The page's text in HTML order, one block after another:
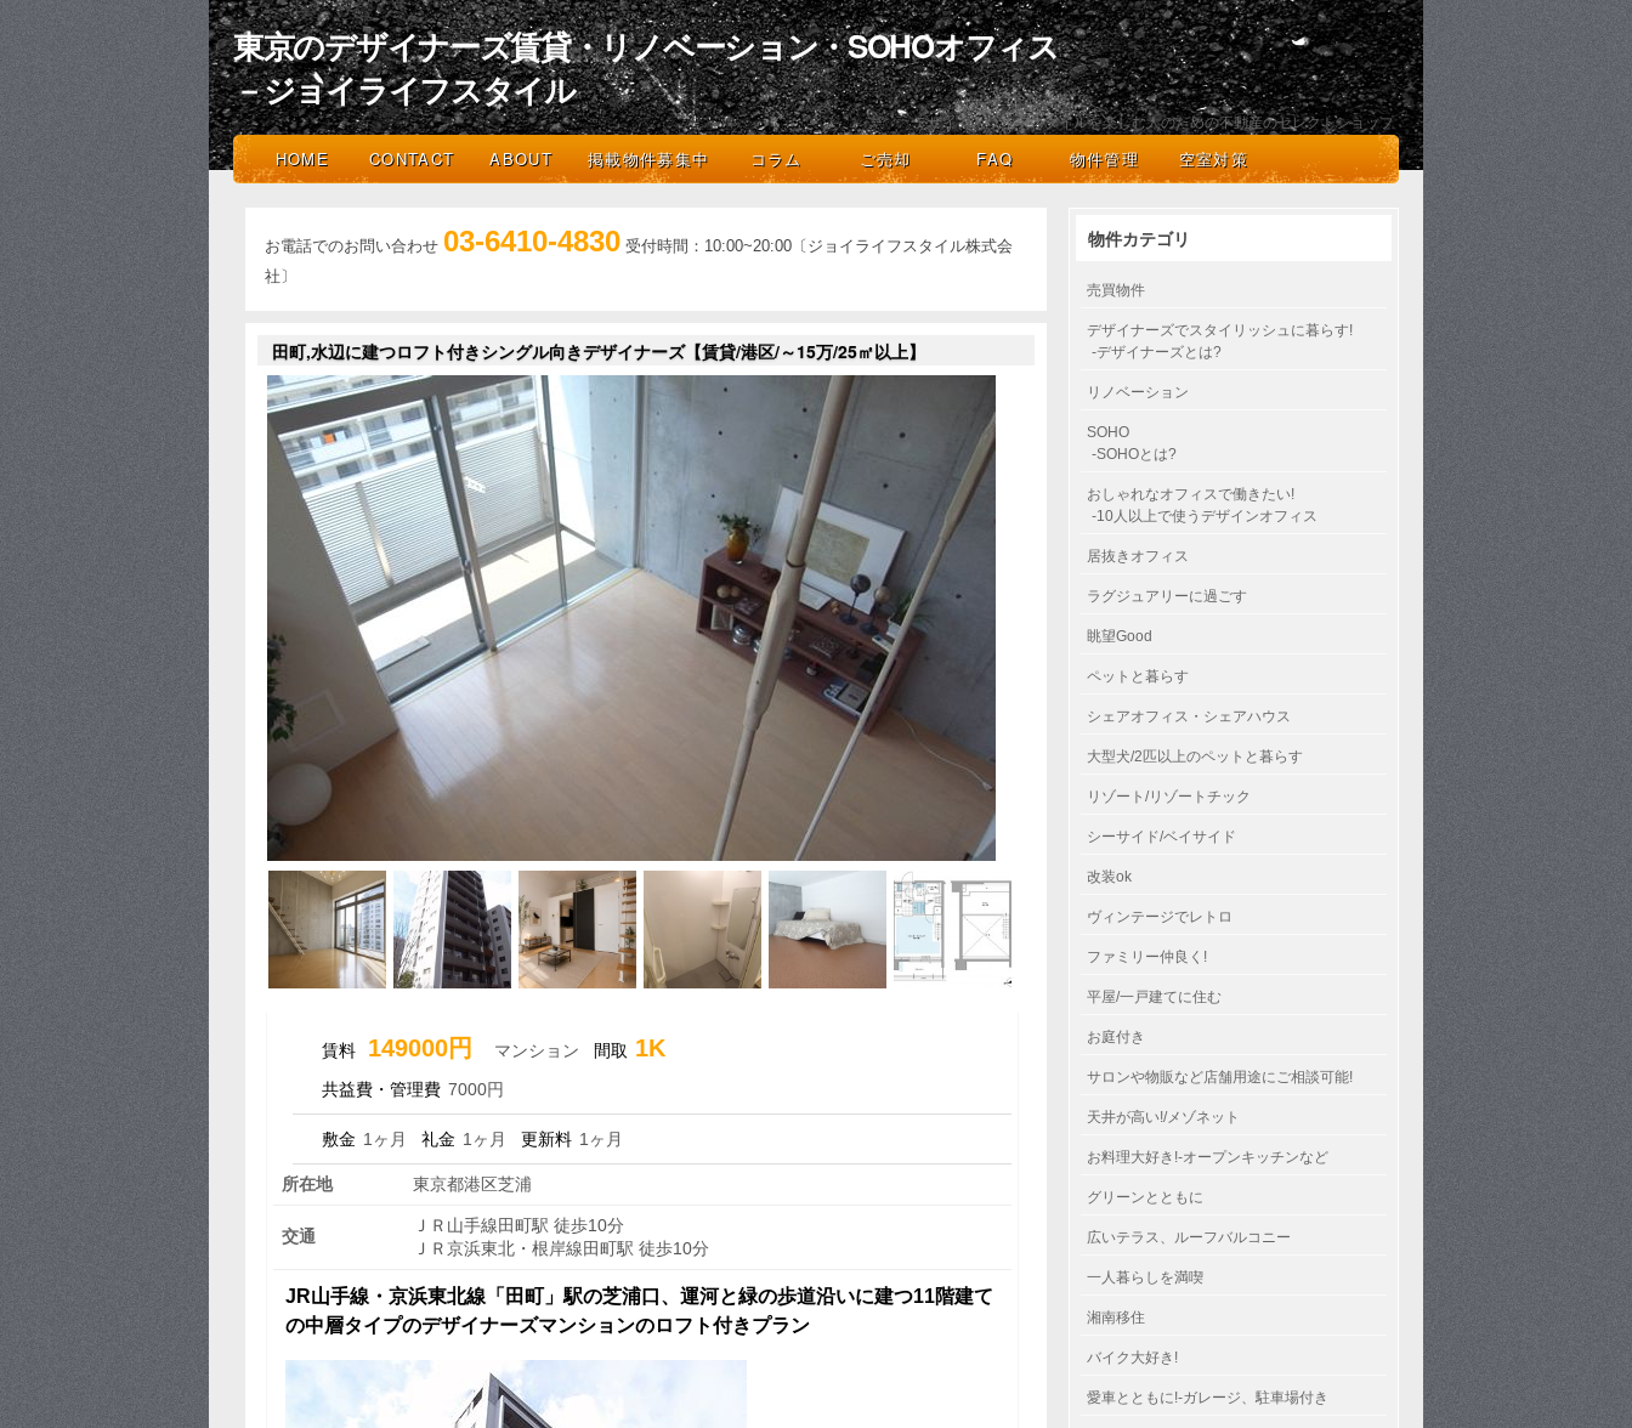
東京のデザイナーズ賃貸・リノベーション・SOHOオフィス
－ジョイライフスタイル
デザインとライフスタイルを楽しむ人のための不動産のセレクトショップ
HOME CONTACT ABOUT 掲載物件募集中 コラム ご売却 FAQ 物件管理 空室対策
お電話でのお問い合わせ 03-6410-4830 受付時間：10:00~20:00〔ジョイライフスタイル株式会
社〕
田町,水辺に建つロフト付きシングル向きデザイナーズ【賃貸/港区/～15万/25㎡以上】
賃料 149000円 マンション 間取 1K
共益費・管理費 7000円
敷金 1ヶ月 礼金 1ヶ月 更新料 1ヶ月
所在地 東京都港区芝浦
交通
ＪＲ山手線田町駅 徒歩10分
ＪＲ京浜東北・根岸線田町駅 徒歩10分
JR山手線・京浜東北線「田町」駅の芝浦口、運河と緑の歩道沿いに建つ11階建て
の中層タイプのデザイナーズマンションのロフト付きプラン
物件カテゴリ
売買物件
デザイナーズでスタイリッシュに暮らす!
-デザイナーズとは?
リノベーション
SOHO
-SOHOとは?
おしゃれなオフィスで働きたい!
-10人以上で使うデザインオフィス
居抜きオフィス
ラグジュアリーに過ごす
眺望Good
ペットと暮らす
シェアオフィス・シェアハウス
大型犬/2匹以上のペットと暮らす
リゾート/リゾートチック
シーサイド/ベイサイド
改装ok
ヴィンテージでレトロ
ファミリー仲良く!
平屋/一戸建てに住む
お庭付き
サロンや物販など店舗用途にご相談可能!
天井が高い!/メゾネット
お料理大好き!-オープンキッチンなど
グリーンとともに
広いテラス、ルーフバルコニー
一人暮らしを満喫
湘南移住
バイク大好き!
愛車とともに!-ガレージ、駐車場付き